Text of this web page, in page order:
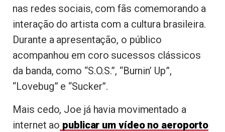
nas redes sociais, com fãs comemorando a
interação do artista com a cultura brasileira.
Durante a apresentação, o público
acompanhou em coro sucessos clássicos
da banda, como “S.O.S.”, “Burnin’ Up”,
“Lovebug” e “Sucker”.
Mais cedo, Joe já havia movimentado a
internet ao publicar um vídeo no aeroporto